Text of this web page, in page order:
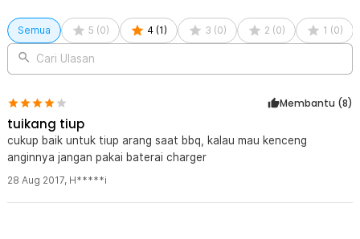
Semua 5 (0) 4 (1) 3 (0) 2 (0) 1 (0)
Cari Ulasan
Membantu (8)
tuikang tiup
cukup baik untuk tiup arang saat bbq, kalau mau kenceng
anginnya jangan pakai baterai charger
28 Aug 2017, H*****i